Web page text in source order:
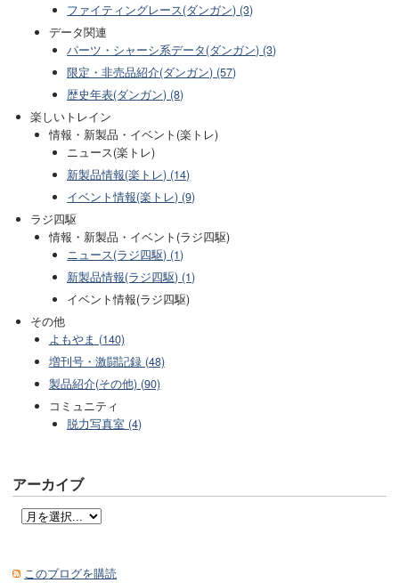
ファイティングレース(ダンガン) (3)
データ関連
パーツ・シャーシ系データ(ダンガン) (3)
限定・非売品紹介(ダンガン) (57)
歴史年表(ダンガン) (8)
楽しいトレイン
情報・新製品・イベント(楽トレ)
ニュース(楽トレ)
新製品情報(楽トレ) (14)
イベント情報(楽トレ) (9)
ラジ四駆
情報・新製品・イベント(ラジ四駆)
ニュース(ラジ四駆) (1)
新製品情報(ラジ四駆) (1)
イベント情報(ラジ四駆)
その他
よもやま (140)
増刊号・激闘記録 (48)
製品紹介(その他) (90)
コミュニティ
脱力写真室 (4)
アーカイブ
このブログを購読